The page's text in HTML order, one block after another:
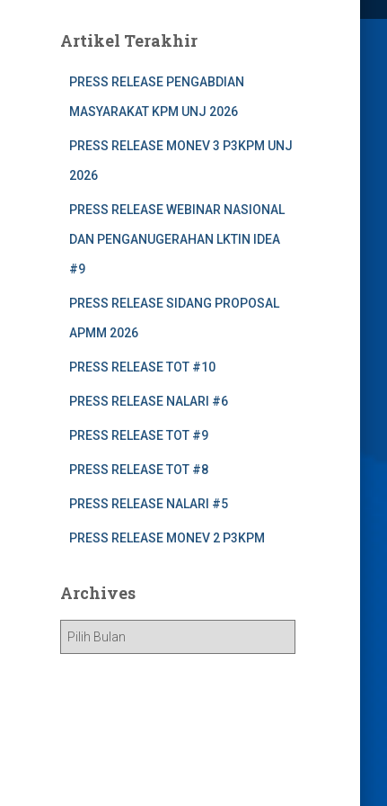
Artikel Terakhir
PRESS RELEASE PENGABDIAN
MASYARAKAT KPM UNJ 2026
PRESS RELEASE MONEV 3 P3KPM UNJ
2026
PRESS RELEASE WEBINAR NASIONAL
DAN PENGANUGERAHAN LKTIN IDEA
#9
PRESS RELEASE SIDANG PROPOSAL
APMM 2026
PRESS RELEASE TOT #10
PRESS RELEASE NALARI #6
PRESS RELEASE TOT #9
PRESS RELEASE TOT #8
PRESS RELEASE NALARI #5
PRESS RELEASE MONEV 2 P3KPM
Archives